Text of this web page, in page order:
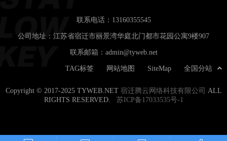
联系电话： 13160355545
公司地址：江苏省宿迁市丽景湾华庭北门都市花园公寓9楼907
联系邮箱： admin@tyweb.net
全国分站
SiteMap
网站地图
TAG标签
Copyright © 2017-2025 TYWEB.NET 宿迁腾云网络科技有限公司
ALL
RIGHTS RESERVED. 苏ICP备17033535号-1